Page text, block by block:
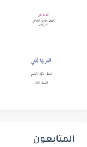
المتابعون